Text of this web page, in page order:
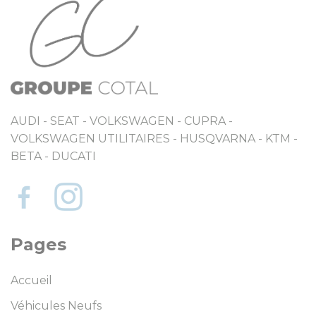
AUDI - SEAT - VOLKSWAGEN - CUPRA -
VOLKSWAGEN UTILITAIRES - HUSQVARNA - KTM -
BETA - DUCATI
Pages
Accueil
Véhicules Neufs